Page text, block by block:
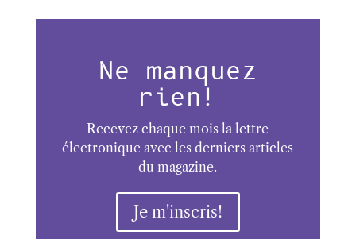
Ne manquez
rien!
Recevez chaque mois la lettre
électronique avec les derniers articles
du magazine.
Je m'inscris!